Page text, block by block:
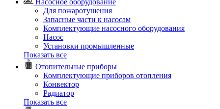
Насосное оборудование
Для пожаротушения
Запасные части к насосам
Комплектующие насосного оборудования
Насос
Установки промышленные
Показать все
Отопительные приборы
Комплектующие приборов отопления
Конвектор
Радиатор
Показать все